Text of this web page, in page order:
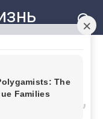
на N,